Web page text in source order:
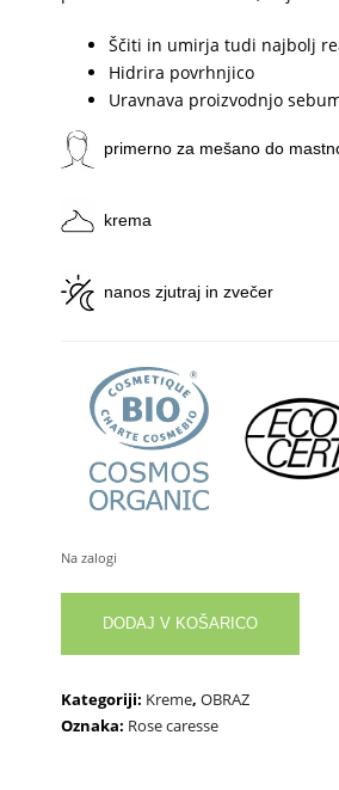
Ščiti in umirja tudi najbolj
Hidrira povrhnjico
Uravnava proizvodnjo
primerno za mešano do
krema
nanos zjutraj in zvečer
Na zalogi
mastno
Rose
Caresse
DODAJ V KOŠARICO
Kategoriji: Kreme, OBRAZ
Oznaka: Rose caresse